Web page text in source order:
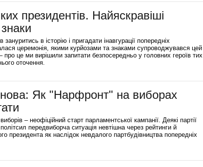
президентів. Найяскравіші
в історію і пригадати інавгурації попередніх
церемонія, якими курйозами та знаками супроводжувався цей
це ми вирішили запитати безпосередньо у головних героїв тих
оточення.
Як "Нарфронт" на виборах
– неофіційний старт парламентської кампанії. Деякі партії
передвиборча ситуація невтішна через рейтинги й
президента як наслідок невдалого партбудівництва попередніх